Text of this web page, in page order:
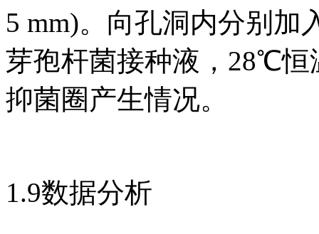
5 mm)。向孔洞内分别加
芽孢杆菌接种液，28℃恒
抑菌圈产生情况。
1.9数据分析